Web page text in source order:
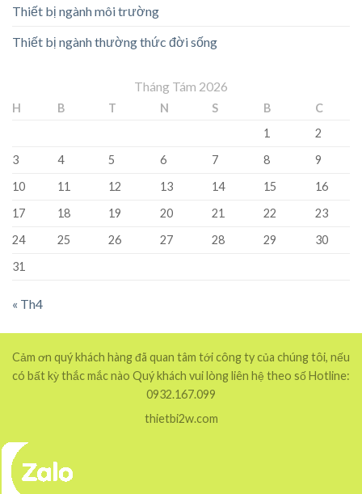
Thiết bị ngành môi trường
Thiết bị ngành thường thức đời sống
Tháng Tám 2026
H B T N S B
C
1
2
3
4 5 6 7 8
9
10
11 12 13 14 15
16
17
18 19 20 21 22
23
24
25 26 27 28 29
30
31
« Th4
Cảm ơn quý khách hàng đã quan tâm tới công ty của chúng tôi, nếu
có bất kỳ thắc mắc nào Quý khách vui lòng liên hệ theo số Hotline:
0932.167.099
thietbi2w.com